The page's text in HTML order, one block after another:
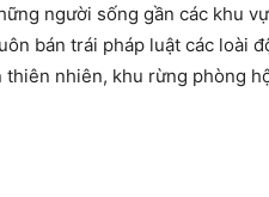
người sống gần các khu
bán trái pháp luật các loài
nhiên, khu rừng phòng